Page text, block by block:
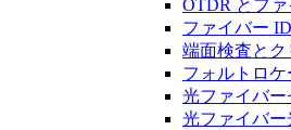
OTDR とフ
ファイバー ID
端面検査と
フォルトロケ
光ファイバー
光ファイバー